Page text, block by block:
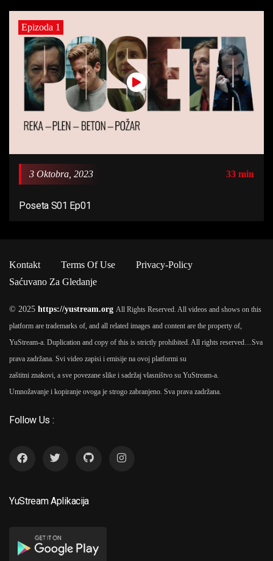
Epizoda 1
3 Oktobra, 2023 33 min
Poseta S01 Ep01
Kontakt Terms Of Use
Privacy-Policy
Saćuvano Za Gledanje
© 2025 https://yustream.org All Rights Reserved. All videos and shows on this
platform are trademarks of, and all related images and content are the property of,
YuStream-a. Duplication and copy of this is strictly prohibited. All rights reserved… Sva
prava zadržana. Svi video zapisi i emisije na ovoj platformi su
zaštitni znakovi, a sve povezane slike i sadržaj vlasništvo su YuStream-a.
Umnožavanje i kopiranje ovoga je strogo zabranjeno. Sva prava zadržana.
Follow Us :
YuStream Aplikacija